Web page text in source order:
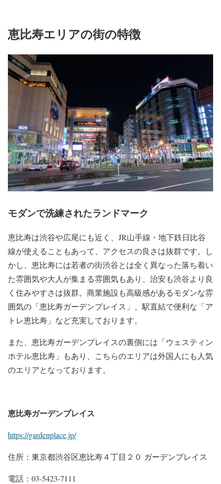
恵比寿エリアの街の特徴
モダンで洗練されたランドマーク
恵比寿は渋谷や広尾にも近く、JR山手線・地下鉄日比谷
線が使えることもあって、アクセスの良さは抜群です。し
かし、恵比寿には若者の街渋谷とは全く異なった落ち着い
た雰囲気や大人が集まる雰囲気もあり、治安も渋谷より良
く住みやすさは抜群。商業施設も高級感があるモダンな雰
囲気の「恵比寿ガーデンプレイス」、駅直結で便利な「ア
トレ恵比寿」など充実しております。
また、恵比寿ガーデンプレイスの裏側には「ウェスティン
ホテル恵比寿」もあり、こちらのエリアは外国人にも人気
のエリアとなっております。
恵比寿ガーデンプレイス
https://gardenplace.jp/
住所：東京都渋谷区恵比寿４丁目２０ ガーデンプレイス
電話：03-5423-7111